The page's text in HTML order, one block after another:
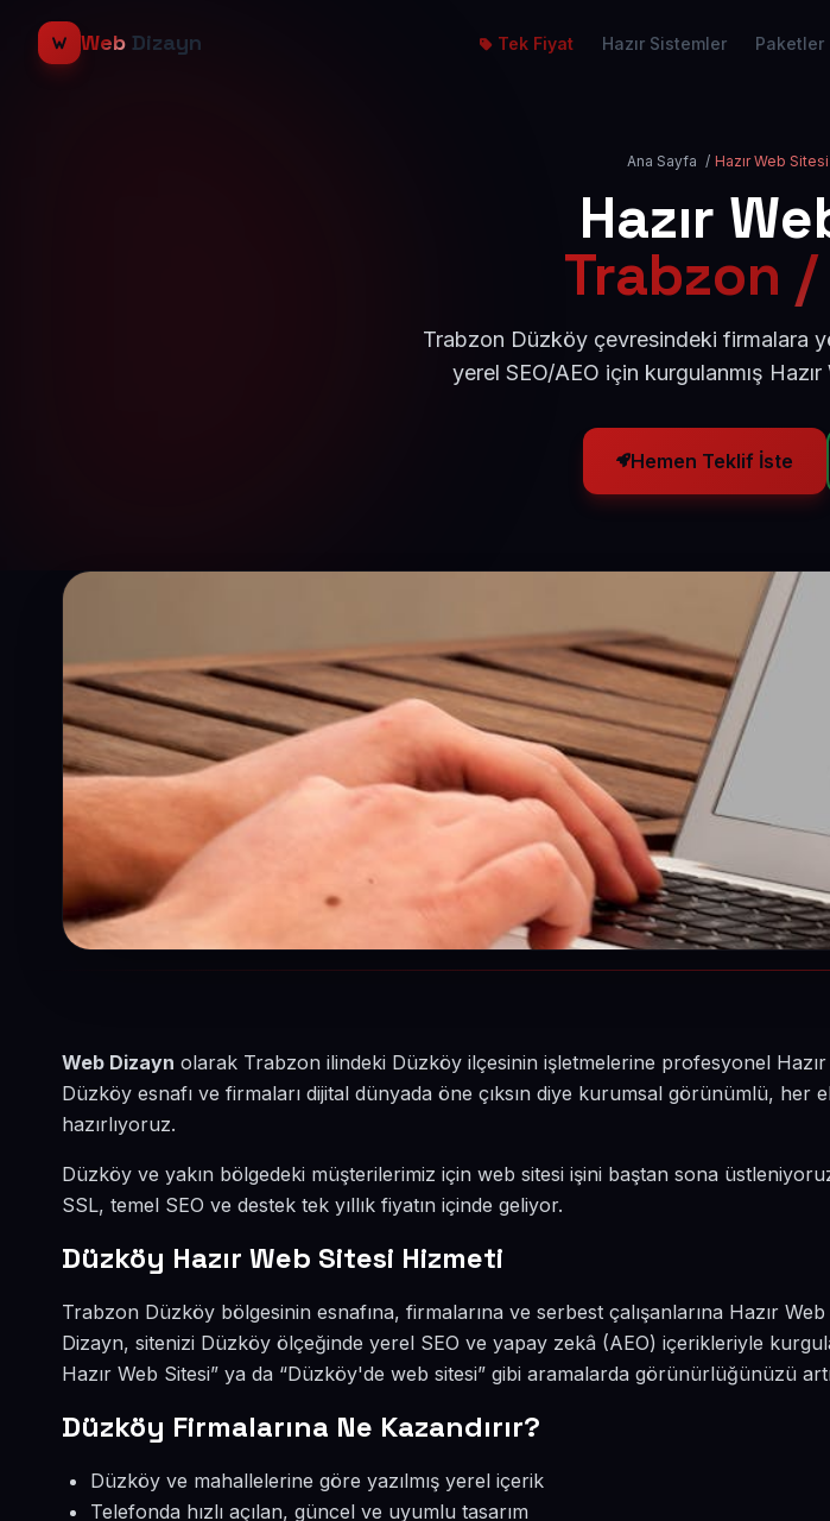
Web Dizayn Tek Fiyat Hazır Sistemler Paketler
Ana Sayfa / Hazır Web Sitesi
Hazır
Trabzon
Trabzon Düzköy çevresindeki firmalara
yerel SEO/AEO için kurgulanmış
Hemen Teklif İste
Web Dizayn olarak Trabzon ilindeki Düzköy ilçesinin işletmelerine profesyonel
Düzköy esnafı ve firmaları dijital dünyada öne çıksın diye kurumsal görünümlü, her
hazırlıyoruz.
Düzköy ve yakın bölgedeki müşterilerimiz için web sitesi işini baştan sona
SSL, temel SEO ve destek tek yıllık fiyatın içinde geliyor.
Düzköy Hazır Web Sitesi Hizmeti
Trabzon Düzköy bölgesinin esnafına, firmalarına ve serbest çalışanlarına Hazır
Dizayn, sitenizi Düzköy ölçeğinde yerel SEO ve yapay zekâ (AEO) içerikleriyle
Hazır Web Sitesi” ya da “Düzköy'de web sitesi” gibi aramalarda görünürlüğünüzü
Düzköy Firmalarına Ne Kazandırır?
Düzköy ve mahallelerine göre yazılmış yerel içerik
Telefonda hızlı açılan, güncel ve uyumlu tasarım